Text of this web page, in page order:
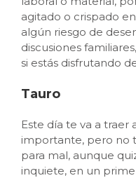
agitado o crispado
algún riesgo de
discusiones
si estás disfrutando
Tauro
Este día te va a traer
importante, pero no
para mal, aunque
inquiete, en un